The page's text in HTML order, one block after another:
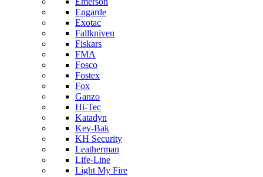
Engarde
Exotac
Fallkniven
Fiskars
FMA
Fosco
Fostex
Fox
Ganzo
Hi-Tec
Katadyn
Key-Bak
KH Security
Leatherman
Life-Line
Light My Fire